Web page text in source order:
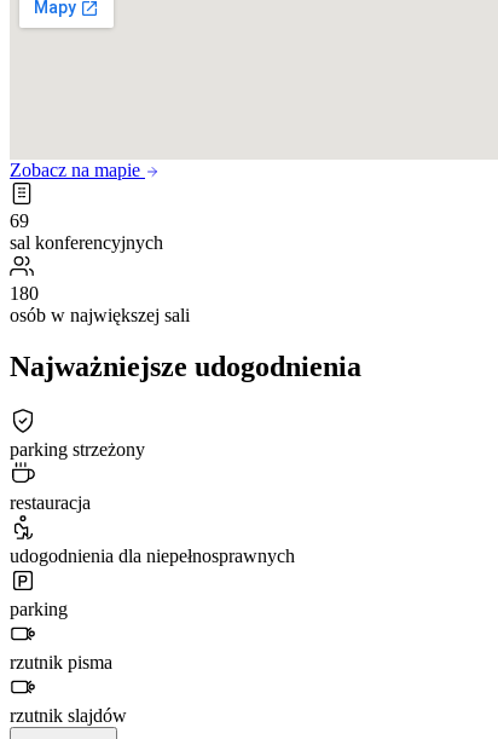
Zobacz na mapie
69
sal konferencyjnych
180
osób w największej sali
Najważniejsze udogodnienia
parking strzeżony
restauracja
udogodnienia dla niepełnosprawnych
parking
rzutnik pisma
rzutnik slajdów